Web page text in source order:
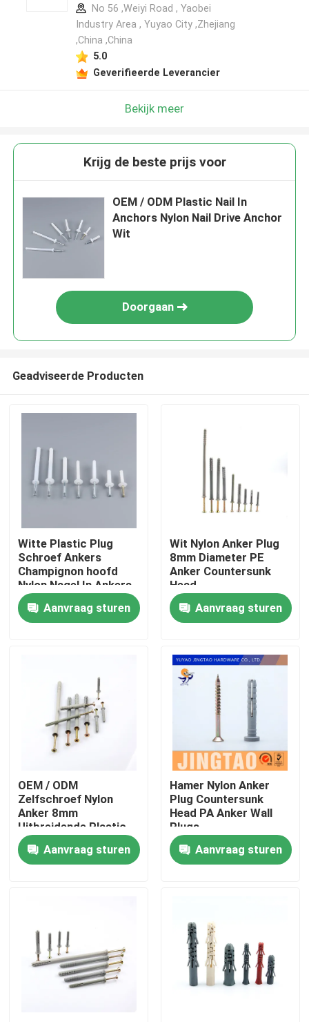
Thuis
Videos
Over ons
Fabrieksreis
Kwaliteitscontrole
Vraag een offerte aan
Naylon wandanker
No 56 ,Weiyi Road , Yaobei
Industry Area , Yuyao City ,Zhejiang
,China ,China
5.0
Geverifieerde Leverancier
Bekijk meer
Krijg de beste prijs voor
OEM / ODM Plastic Nail In
Anchors Nylon Nail Drive Anchor
Wit
Doorgaan
Geadviseerde Producten
Witte Plastic Plug
Schroef Ankers
Champignon hoofd
Nylon Nagel In Ankers
Aanvraag sturen
Wit Nylon Anker Plug
8mm Diameter PE
Anker Countersunk
Head
Aanvraag sturen
OEM / ODM
Zelfschroef Nylon
Anker 8mm
Uitbreidende Plastic
Schroef Ankers
Aanvraag sturen
Hamer Nylon Anker
Plug Countersunk
Head PA Anker Wall
Plugs
Aanvraag sturen